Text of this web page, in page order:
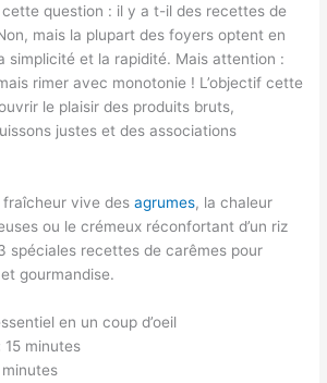
cette question : il y a t-il des recettes de
mais la plupart des foyers optent en
simplicité et la rapidité. Mais attention :
rimer avec monotonie ! L’objectif cette
le plaisir des produits bruts,
justes et des associations
fraîcheur vive desagrumes, la chaleur
ou le crémeux réconfortant d’un riz
spéciales recettes de carêmes pour
gourmandise.
en un coup d’oeil
15 minutes